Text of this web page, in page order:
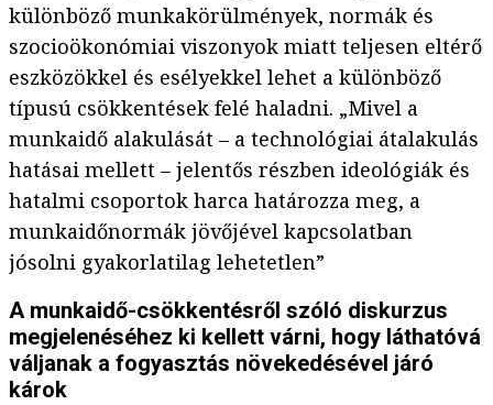
különböző munkakörülmények, normák és
szocioökonómiai viszonyok miatt teljesen eltérő
eszközökkel és esélyekkel lehet a különböző
típusú csökkentések felé haladni. „Mivel a
munkaidő alakulását – a technológiai átalakulás
hatásai mellett – jelentős részben ideológiák és
hatalmi csoportok harca határozza meg, a
munkaidőnormák jövőjével kapcsolatban
jósolni gyakorlatilag lehetetlen”
A munkaidő-csökkentésről szóló diskurzus
megjelenéséhez ki kellett várni, hogy láthatóvá
váljanak a fogyasztás növekedésével járó
károk